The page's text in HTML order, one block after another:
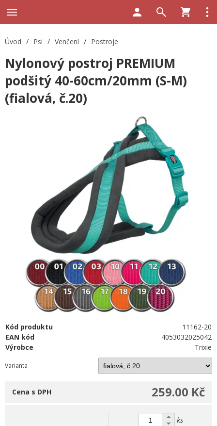
Úvod / Psi / Venčení / Postroje
Nylonový postroj PREMIUM
podšitý 40-60cm/20mm (S-M)
(fialová, č.20)
Kód produktu
11162-20
EAN kód
4053032025042
Výrobce
Trixie
Varianta
259.00 Kč
Cena s DPH
ks